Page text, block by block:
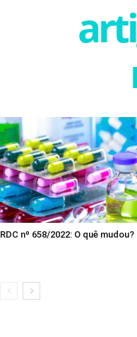
RDC nº 658/2022: O quê mudou?